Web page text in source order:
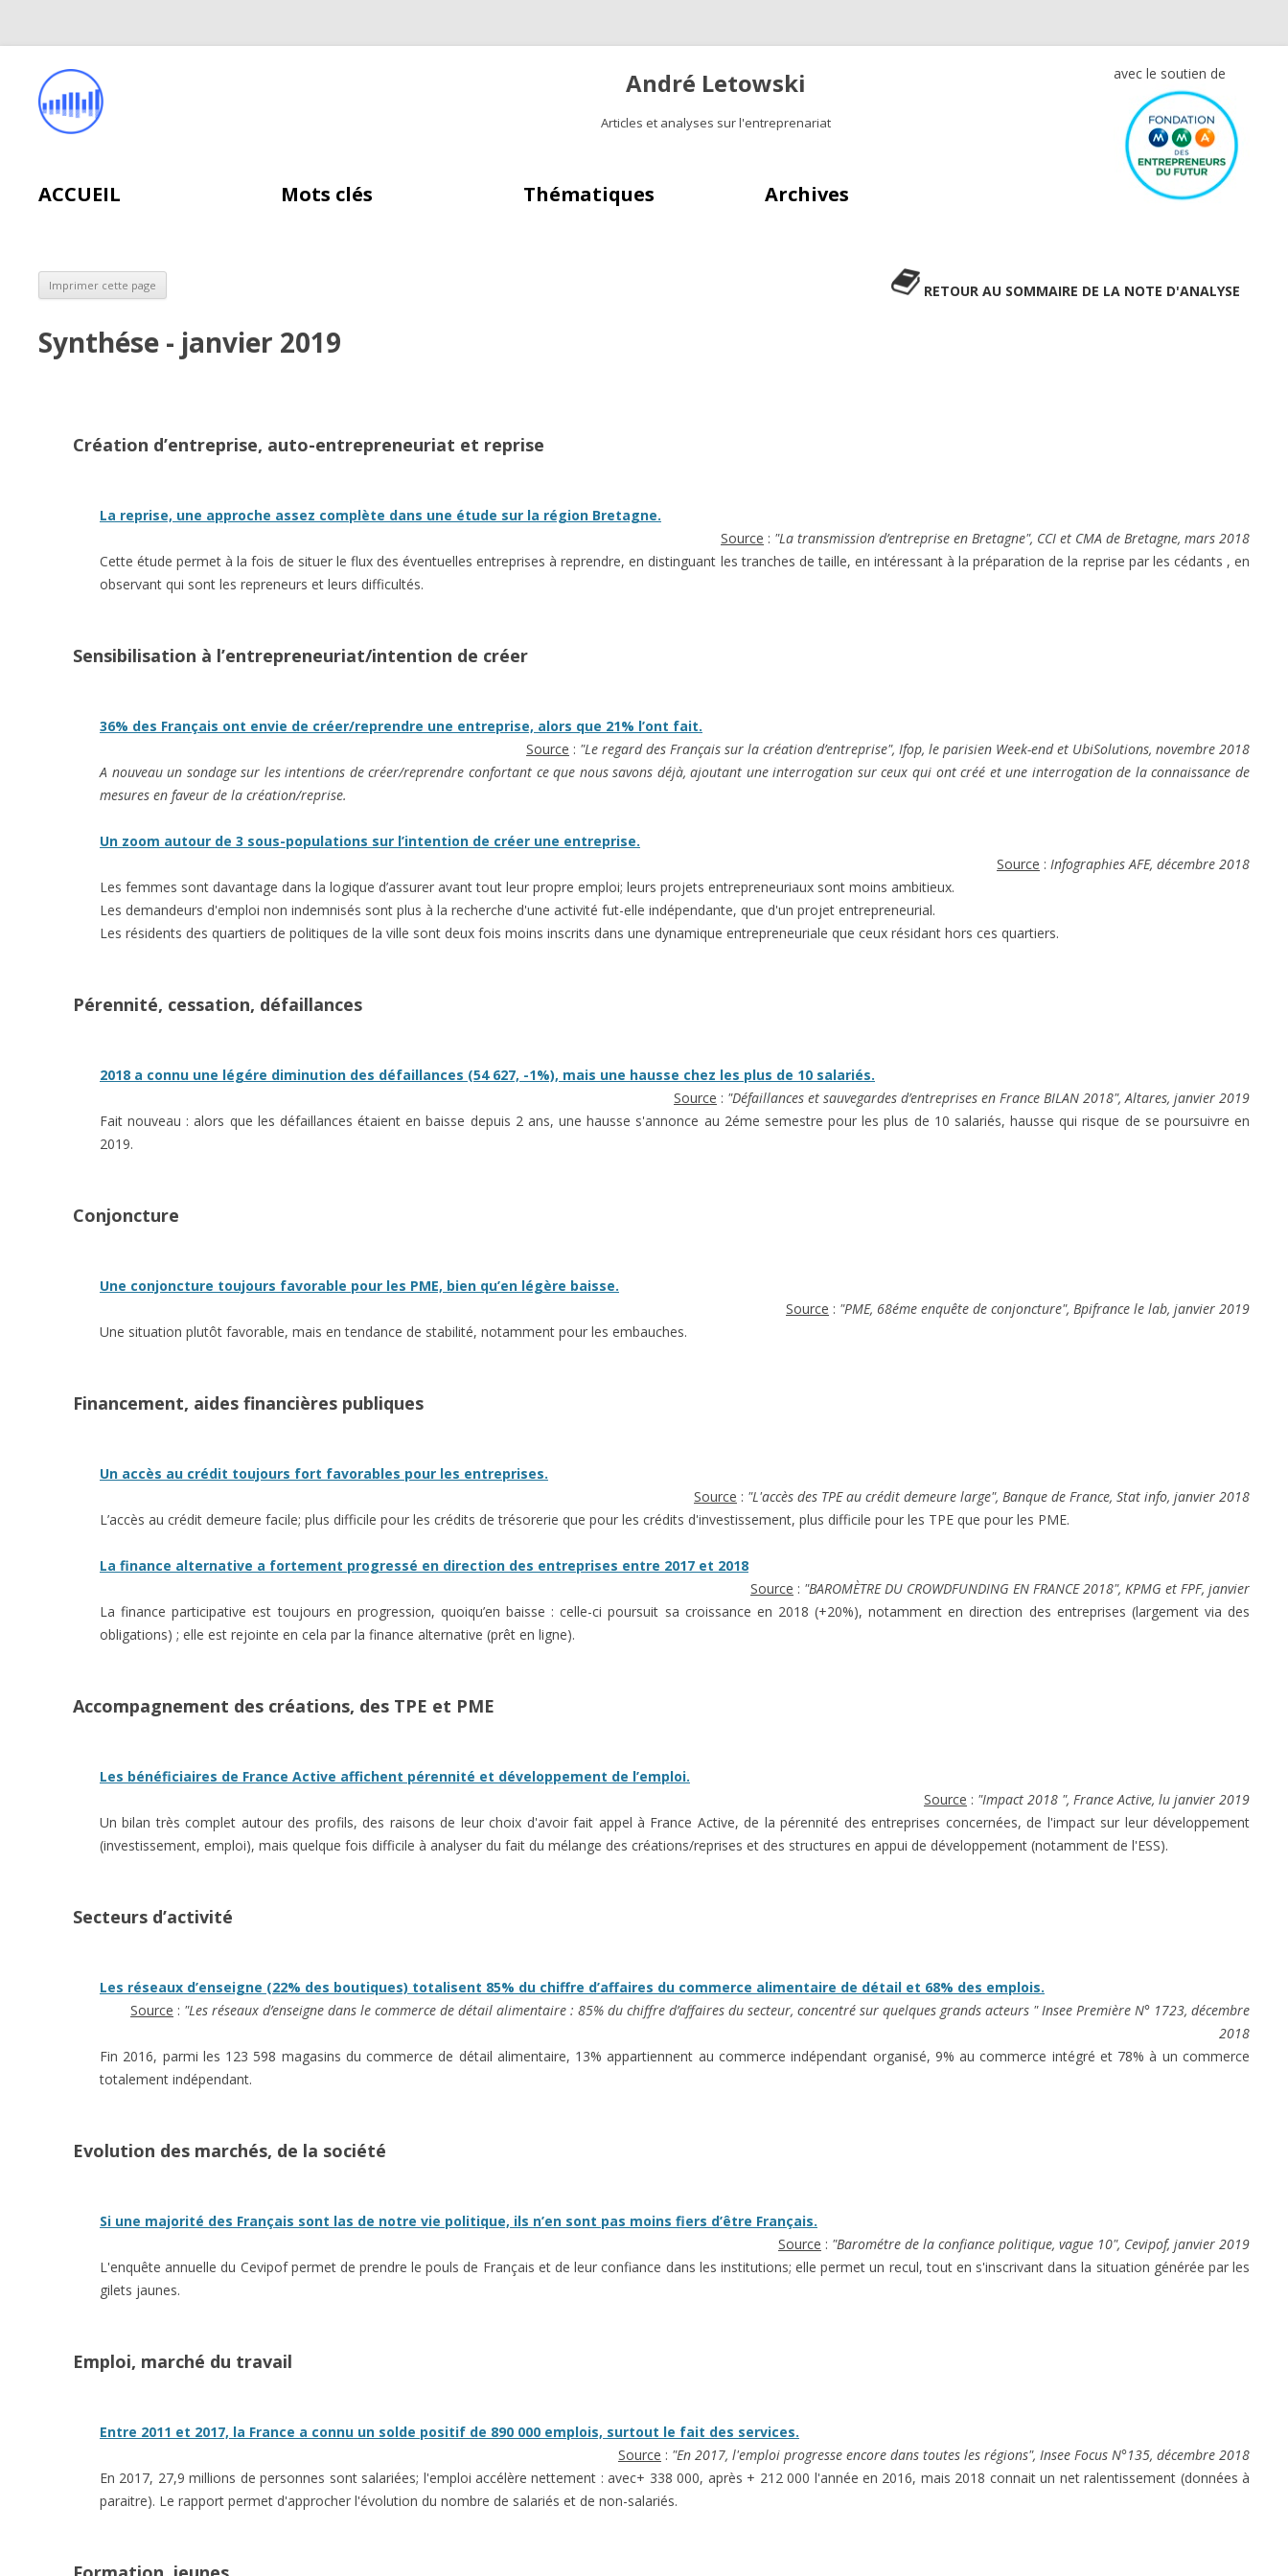
André Letowski
Articles et analyses sur l'entreprenariat
avec le soutien de
ACCUEIL Mots clés Thématiques Archives
RETOUR AU SOMMAIRE DE LA NOTE D'ANALYSE
Synthése - janvier 2019
Création d’entreprise, auto-entrepreneuriat et reprise
La reprise, une approche assez complète dans une étude sur la région Bretagne.
Source : "La transmission d’entreprise en Bretagne", CCI et CMA de Bretagne, mars 2018
Cette étude permet à la fois de situer le flux des éventuelles entreprises à reprendre, en distinguant les tranches de taille, en intéressant à la préparation de la reprise par les cédants , en
observant qui sont les repreneurs et leurs difficultés.
Sensibilisation à l’entrepreneuriat/intention de créer
36% des Français ont envie de créer/reprendre une entreprise, alors que 21% l’ont fait.
Source : "Le regard des Français sur la création d’entreprise", Ifop, le parisien Week-end et UbiSolutions, novembre 2018
A nouveau un sondage sur les intentions de créer/reprendre confortant ce que nous savons déjà, ajoutant une interrogation sur ceux qui ont créé et une interrogation de la connaissance de
mesures en faveur de la création/reprise.
Un zoom autour de 3 sous-populations sur l’intention de créer une entreprise.
Source : Infographies AFE, décembre 2018
Les femmes sont davantage dans la logique d’assurer avant tout leur propre emploi; leurs projets entrepreneuriaux sont moins ambitieux.
Les demandeurs d'emploi non indemnisés sont plus à la recherche d'une activité fut-elle indépendante, que d'un projet entrepreneurial.
Les résidents des quartiers de politiques de la ville sont deux fois moins inscrits dans une dynamique entrepreneuriale que ceux résidant hors ces quartiers.
Pérennité, cessation, défaillances
2018 a connu une légére diminution des défaillances (54 627, -1%), mais une hausse chez les plus de 10 salariés.
Source : "Défaillances et sauvegardes d’entreprises en France BILAN 2018", Altares, janvier 2019
Fait nouveau : alors que les défaillances étaient en baisse depuis 2 ans, une hausse s'annonce au 2éme semestre pour les plus de 10 salariés, hausse qui risque de se poursuivre en
2019.
Conjoncture
Une conjoncture toujours favorable pour les PME, bien qu’en légère baisse.
Source : "PME, 68éme enquête de conjoncture", Bpifrance le lab, janvier 2019
Une situation plutôt favorable, mais en tendance de stabilité, notamment pour les embauches.
Financement, aides financières publiques
Un accès au crédit toujours fort favorables pour les entreprises.
Source : "L'accès des TPE au crédit demeure large", Banque de France, Stat info, janvier 2018
L’accès au crédit demeure facile; plus difficile pour les crédits de trésorerie que pour les crédits d'investissement, plus difficile pour les TPE que pour les PME.
La finance alternative a fortement progressé en direction des entreprises entre 2017 et 2018
Source : "BAROMÈTRE DU CROWDFUNDING EN FRANCE 2018", KPMG et FPF, janvier
La finance participative est toujours en progression, quoiqu’en baisse : celle-ci poursuit sa croissance en 2018 (+20%), notamment en direction des entreprises (largement via des
obligations) ; elle est rejointe en cela par la finance alternative (prêt en ligne).
Accompagnement des créations, des TPE et PME
Les bénéficiaires de France Active affichent pérennité et développement de l’emploi.
Source : "Impact 2018 ", France Active, lu janvier 2019
Un bilan très complet autour des profils, des raisons de leur choix d'avoir fait appel à France Active, de la pérennité des entreprises concernées, de l'impact sur leur développement
(investissement, emploi), mais quelque fois difficile à analyser du fait du mélange des créations/reprises et des structures en appui de développement (notamment de l'ESS).
Secteurs d’activité
Les réseaux d’enseigne (22% des boutiques) totalisent 85% du chiffre d’affaires du commerce alimentaire de détail et 68% des emplois.
Source : "Les réseaux d’enseigne dans le commerce de détail alimentaire : 85% du chiffre d’affaires du secteur, concentré sur quelques grands acteurs " Insee Première N° 1723, décembre
2018
Fin 2016, parmi les 123 598 magasins du commerce de détail alimentaire, 13% appartiennent au commerce indépendant organisé, 9% au commerce intégré et 78% à un commerce
totalement indépendant.
Evolution des marchés, de la société
Si une majorité des Français sont las de notre vie politique, ils n’en sont pas moins fiers d’être Français.
Source : "Barométre de la confiance politique, vague 10", Cevipof, janvier 2019
L'enquête annuelle du Cevipof permet de prendre le pouls de Français et de leur confiance dans les institutions; elle permet un recul, tout en s'inscrivant dans la situation générée par les
gilets jaunes.
Emploi, marché du travail
Entre 2011 et 2017, la France a connu un solde positif de 890 000 emplois, surtout le fait des services.
Source : "En 2017, l'emploi progresse encore dans toutes les régions", Insee Focus N°135, décembre 2018
En 2017, 27,9 millions de personnes sont salariées; l'emploi accélère nettement : avec+ 338 000, après + 212 000 l'année en 2016, mais 2018 connait un net ralentissement (données à
paraitre). Le rapport permet d'approcher l'évolution du nombre de salariés et de non-salariés.